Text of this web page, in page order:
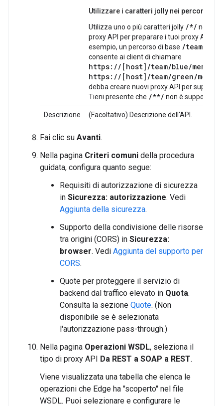
Utilizzare i caratteri jolly nei percorsi di
Utilizza uno o più caratteri jolly /*/ nei
proxy API per preparare i tuoi proxy API
esempio, un percorso di base /team/*/
consente ai client di chiamare
https://[host]/team/blue/members
https://[host]/team/green/
debba creare nuovi proxy API per
Tieni presente che /**/ non è supportato.
Descrizione (Facoltativo) Descrizione dell'API.
Fai clic su Avanti.
Nella pagina Criteri comuni della procedura
guidata, configura quanto segue:
Requisiti di autorizzazione di sicurezza
in Sicurezza: autorizzazione. Vedi
Aggiunta della sicurezza.
Supporto della condivisione delle risorse
tra origini (CORS) in Sicurezza:
browser. Vedi Aggiunta del supporto per
CORS.
Quote per proteggere il servizio di
backend dal traffico elevato in Quota.
Consulta la sezione Quote. (Non
disponibile se è selezionata
l'autorizzazione pass-through.)
Nella pagina Operazioni WSDL, seleziona il
tipo di proxy API Da REST a SOAP a REST.
Viene visualizzata una tabella che elenca le
operazioni che Edge ha "scoperto" nel file
WSDL. Puoi selezionare e configurare le